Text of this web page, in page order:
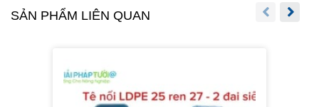
SẢN PHẨM LIÊN QUAN